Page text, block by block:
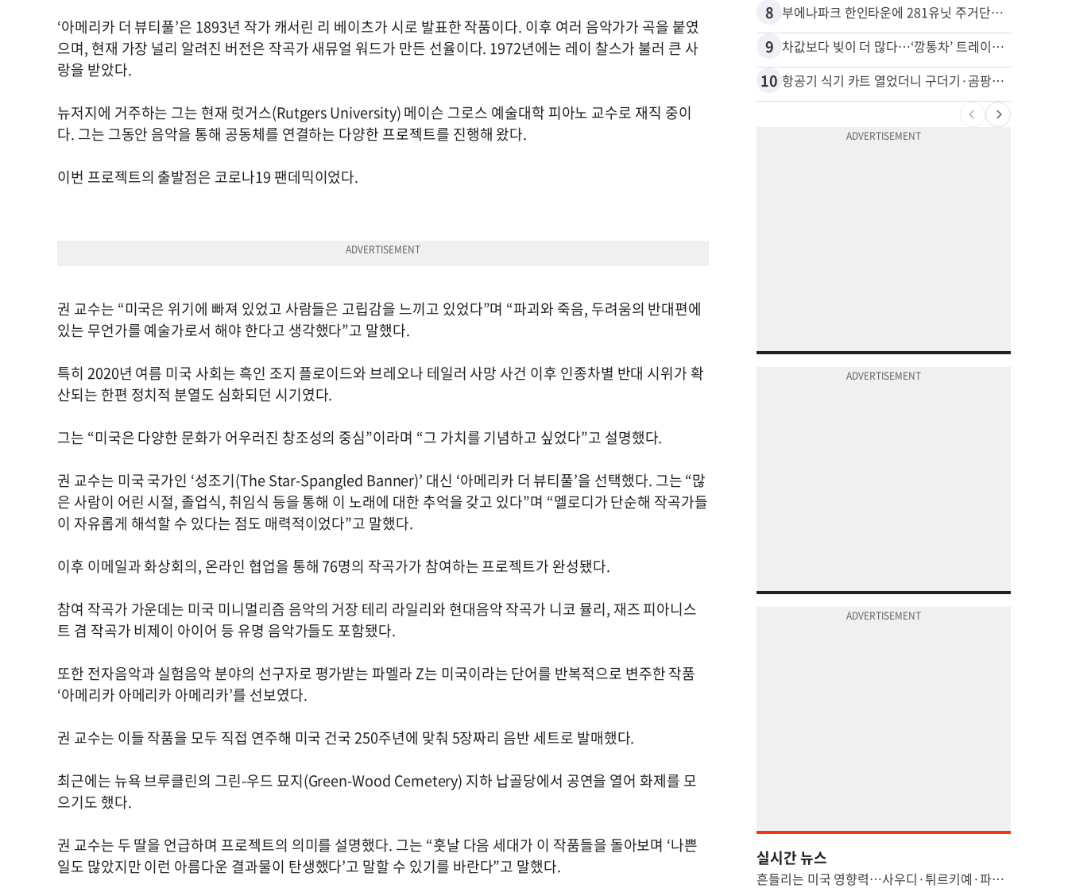
‘아메리카 더 뷰티풀’은 1893년 작가 캐서린 리 베이츠가 시로 발표한 작품이다. 이후 여러 음악가가 곡을 붙였
으며, 현재 가장 널리 알려진 버전은 작곡가 새뮤얼 워드가 만든 선율이다. 1972년에는 레이 찰스가 불러 큰 사
랑을 받았다.
뉴저지에 거주하는 그는 현재 럿거스(Rutgers University) 메이슨 그로스 예술대학 피아노 교수로 재직 중이
다. 그는 그동안 음악을 통해 공동체를 연결하는 다양한 프로젝트를 진행해 왔다.
이번 프로젝트의 출발점은 코로나19 팬데믹이었다.
권 교수는 “미국은 위기에 빠져 있었고 사람들은 고립감을 느끼고 있었다”며 “파괴와 죽음, 두려움의 반대편에
있는 무언가를 예술가로서 해야 한다고 생각했다”고 말했다.
특히 2020년 여름 미국 사회는 흑인 조지 플로이드와 브레오나 테일러 사망 사건 이후 인종차별 반대 시위가 확
산되는 한편 정치적 분열도 심화되던 시기였다.
그는 “미국은 다양한 문화가 어우러진 창조성의 중심”이라며 “그 가치를 기념하고 싶었다”고 설명했다.
권 교수는 미국 국가인 ‘성조기(The Star-Spangled Banner)’ 대신 ‘아메리카 더 뷰티풀’을 선택했다. 그는 “많
은 사람이 어린 시절, 졸업식, 취임식 등을 통해 이 노래에 대한 추억을 갖고 있다”며 “멜로디가 단순해 작곡가들
이 자유롭게 해석할 수 있다는 점도 매력적이었다”고 말했다.
이후 이메일과 화상회의, 온라인 협업을 통해 76명의 작곡가가 참여하는 프로젝트가 완성됐다.
참여 작곡가 가운데는 미국 미니멀리즘 음악의 거장 테리 라일리와 현대음악 작곡가 니코 뮬리, 재즈 피아니스
트 겸 작곡가 비제이 아이어 등 유명 음악가들도 포함됐다.
또한 전자음악과 실험음악 분야의 선구자로 평가받는 파멜라 Z는 미국이라는 단어를 반복적으로 변주한 작품
‘아메리카 아메리카 아메리카’를 선보였다.
권 교수는 이들 작품을 모두 직접 연주해 미국 건국 250주년에 맞춰 5장짜리 음반 세트로 발매했다.
최근에는 뉴욕 브루클린의 그린-우드 묘지(Green-Wood Cemetery) 지하 납골당에서 공연을 열어 화제를 모
으기도 했다.
권 교수는 두 딸을 언급하며 프로젝트의 의미를 설명했다. 그는 “훗날 다음 세대가 이 작품들을 돌아보며 ‘나쁜
일도 많았지만 이런 아름다운 결과물이 탄생했다’고 말할 수 있기를 바란다”고 말했다.
8 부에나파크 한인타운에 281유닛 주거단지 들어선다
9 차값보다 빚이 더 많다…‘깡통차’ 트레이드인 급증
10 항공기 식기 카트 열었더니 구더기·곰팡이…LAX 기내식 업체 논란
실시간 뉴스
흔들리는 미국 영향력…사우디·튀르키예·파키스탄 안보 손잡았다(종합)